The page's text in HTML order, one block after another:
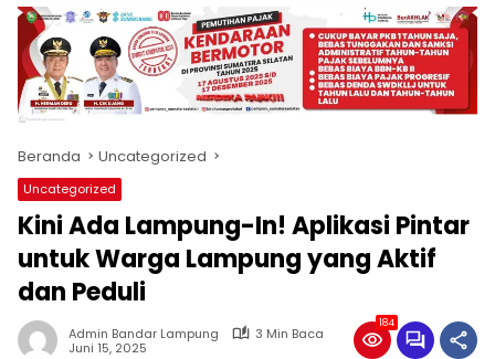
produk
antara
lain
mampu
menjadi
komunikasi
usaha
(beriklan),
fokus
pada
nasional
maupun
international,
Beranda Uncategorized
Uncategorized
Kini Ada Lampung-In! Aplikasi Pintar
untuk Warga Lampung yang Aktif
dan Peduli
Admin Bandar Lampung
3 Min Baca
Juni 15, 2025
184